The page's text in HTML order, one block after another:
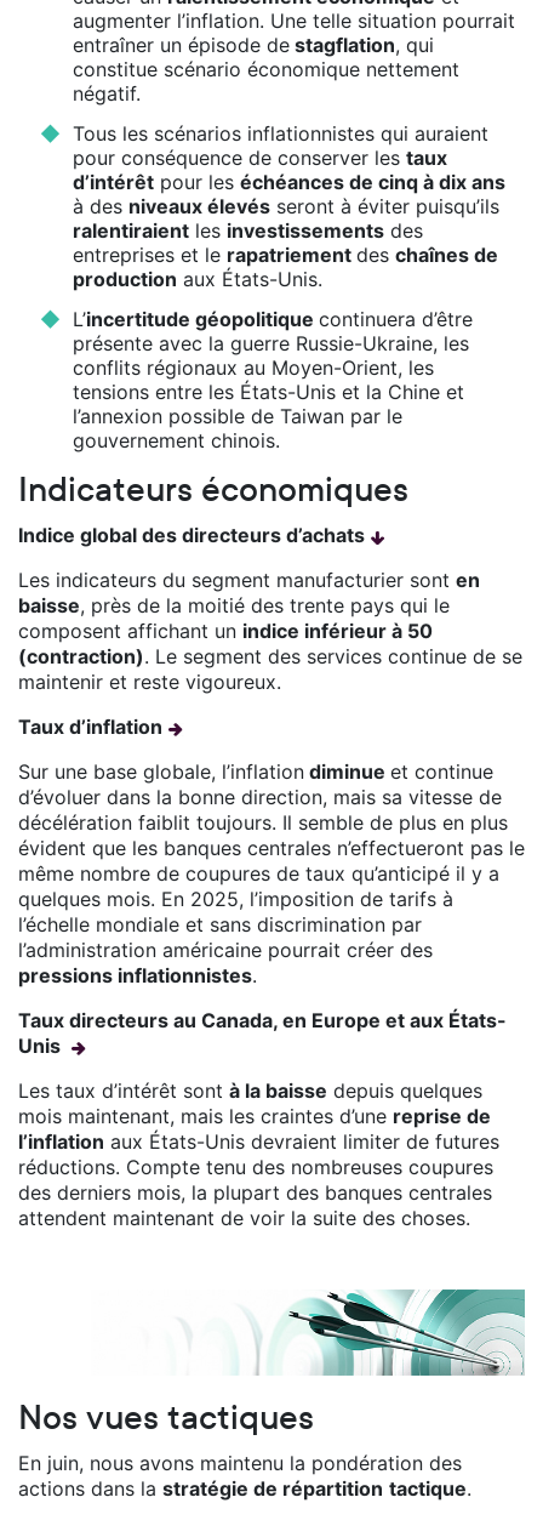
augmenter l’inflation. Une telle situation pourrait
entraîner un épisode destagflation, qui
constitue scénario économique nettement
négatif.
Tous les scénarios inflationnistes qui auraient
pour conséquence de conserver les taux
d’intérêtpour les échéances de cinq à dix ans
à des niveaux élevésseront à éviter puisqu’ils
ralentiraientles investissementsdes
entreprises et le rapatriement des chaînes de
production aux États-Unis.
L’incertitude géopolitique continuera d’être
présente avec la guerre Russie-Ukraine, les
conflits régionaux au Moyen-Orient, les
tensions entre les États-Unis et la Chine et
l’annexion possible de Taiwan par le
gouvernement chinois.
Indicateurs économiques
Indice global des directeurs d’achats
Les indicateurs du segment manufacturier sont en
baisse, près de la moitié des trente pays qui le
composent affichant un indice inférieur à 50
(contraction). Le segment des services continue de se
maintenir et reste vigoureux.
Taux d’inflation
Sur une base globale, l’inflation diminue et continue
d’évoluer dans la bonne direction, mais sa vitesse de
décélération faiblit toujours. Il semble de plus en plus
évident que les banques centrales n’effectueront pas le
même nombre de coupures de taux qu’anticipé il y a
quelques mois. En 2025, l’imposition de tarifs à
l’échelle mondiale et sans discrimination par
l’administration américaine pourrait créer des
pressions inflationnistes.
Taux directeurs au Canada, en Europe et aux États-
Unis
Les taux d’intérêt sont à la baisse depuis quelques
mois maintenant, mais les craintes d’une reprise de
l’inflation aux États-Unis devraient limiter de futures
réductions. Compte tenu des nombreuses coupures
des derniers mois, la plupart des banques centrales
attendent maintenant de voir la suite des choses.
Nos vues tactiques
En juin, nous avons maintenu la pondération des
actions dans la stratégie de répartition tactique.